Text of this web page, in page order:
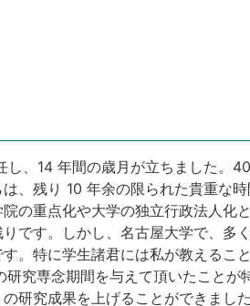
、14 年間の歳月が立ちました。
、残り 10 年余の限られた貴重な
の重点化や大学の独立行政法人化
です。しかし、名古屋大学で、多
。特に学生諸君には私が教えるこ
究専念期間を与えて頂いたことが
研究成果を上げることができました